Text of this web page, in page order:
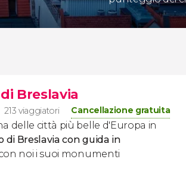
Breslavia
213 viaggiatori Cancellazione gratuita
delle città più belle d'Europa in
di Breslavia con guida in
noi i suoi monumenti